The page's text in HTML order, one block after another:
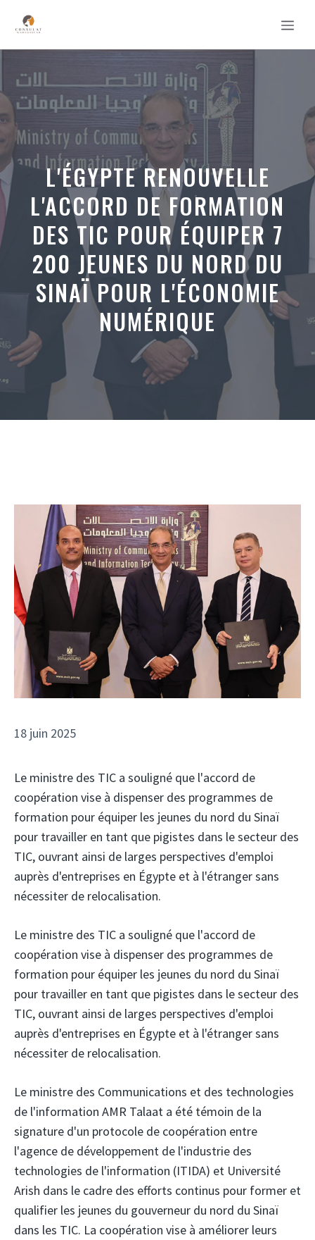
contenu
L'ÉGYPTE RENOUVELLE
L'ACCORD DE FORMATION
DES TIC POUR ÉQUIPER 7
200 JEUNES DU NORD DU
SINAÏ POUR L'ÉCONOMIE
NUMÉRIQUE
18 juin 2025
Le ministre des TIC a souligné que l'accord de
coopération vise à dispenser des programmes de
formation pour équiper les jeunes du nord du Sinaï
pour travailler en tant que pigistes dans le secteur des
TIC, ouvrant ainsi de larges perspectives d'emploi
auprès d'entreprises en Égypte et à l'étranger sans
nécessiter de relocalisation.
Le ministre des TIC a souligné que l'accord de
coopération vise à dispenser des programmes de
formation pour équiper les jeunes du nord du Sinaï
pour travailler en tant que pigistes dans le secteur des
TIC, ouvrant ainsi de larges perspectives d'emploi
auprès d'entreprises en Égypte et à l'étranger sans
nécessiter de relocalisation.
Le ministre des Communications et des technologies
de l'information AMR Talaat a été témoin de la
signature d'un protocole de coopération entre
l'agence de développement de l'industrie des
technologies de l'information (ITIDA) et Université
Arish dans le cadre des efforts continus pour former et
qualifier les jeunes du gouverneur du nord du Sinaï
dans les TIC. La coopération vise à améliorer leurs